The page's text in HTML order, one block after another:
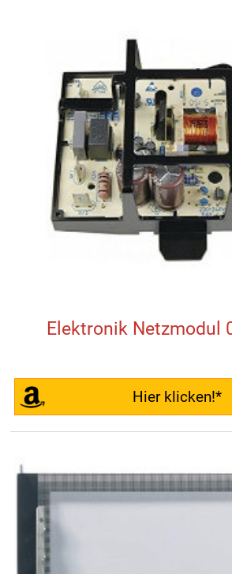
Elektronik Netzmodul
Hier klicken!*